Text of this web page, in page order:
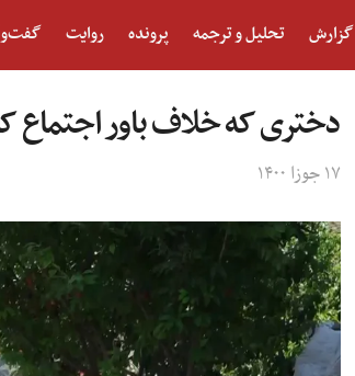
گزارش تحلیل و ترجمه پرونده روایت گفت‌و‎گو
دختری که خلاف باور اجتماع
۱۷ جوزا ۱۴۰۰